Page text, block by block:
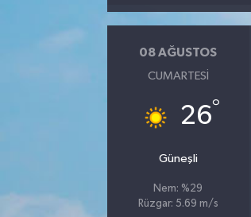
08 AĞUSTOS
CUMARTESI
26°
Güneşli
Nem: %29
Rüzgar: 5.69 m/s